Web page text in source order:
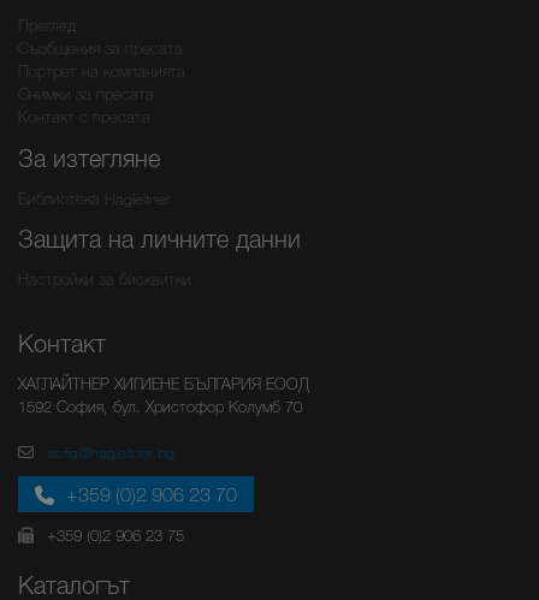
Преглед
Съобщения за пресата
Портрет на компанията
Снимки за пресата
Контакт с пресата
За изтегляне
Библиотека Hagleitner
Защита на личните данни
Настройки за бисквитки
Контакт
ХАГЛАЙТНЕР ХИГИЕНЕ БЪЛГАРИЯ ЕООД
1592 София, бул. Христофор Колумб 70
sofia@hagleitner.bg
+359 (0)2 906 23 70
+359 (0)2 906 23 75
Каталогът